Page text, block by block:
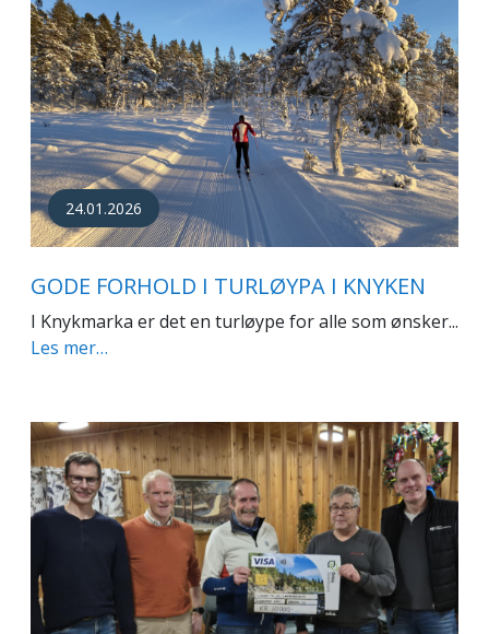
24.01.2026
GODE FORHOLD I TURLØYPA I KNYKEN
I Knykmarka er det en turløype for alle som ønsker...
Les mer…